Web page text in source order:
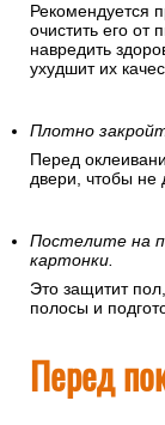
Рекомендуется
очистить его от
навредить
ухудшит их
Плотно
Перед
двери, чтобы не
Постелите на
картонки.
Это защитит
полосы и
Перед